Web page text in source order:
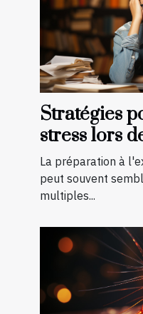
Stratégies
stress lors
à l'examen
La préparation à
peut souvent
multiples...